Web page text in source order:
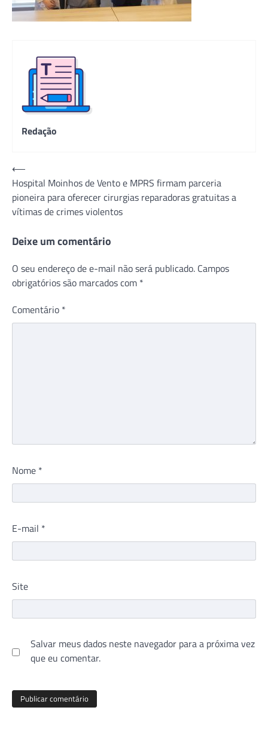
Redação
Navegação
de
Post
⟵
Hospital Moinhos de Vento e MPRS firmam parceria
pioneira para oferecer cirurgias reparadoras gratuitas a
vítimas de crimes violentos
Deixe um comentário
O seu endereço de e-mail não será publicado. Campos
obrigatórios são marcados com *
Comentário *
Nome *
E-mail *
Site
Salvar meus dados neste navegador para a próxima vez
que eu comentar.